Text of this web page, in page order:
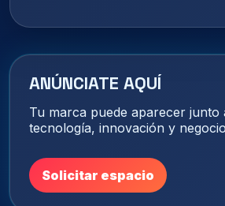
ANÚNCIATE AQUÍ
Tu marca puede aparecer junto
tecnología, innovación y
Solicitar espacio